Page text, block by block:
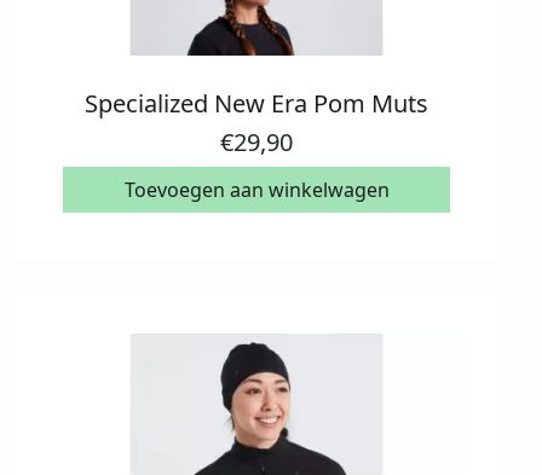
productpagina
Specialized New Era Pom Muts
€29,90
Toevoegen aan winkelwagen